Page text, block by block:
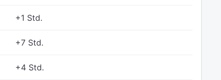
+1 Std.
+7 Std.
+4 Std.